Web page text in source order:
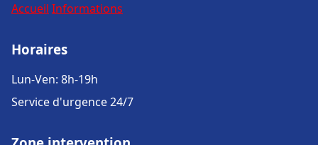
Accueil Informations
Horaires
Lun-Ven: 8h-19h
Service d'urgence 24/7